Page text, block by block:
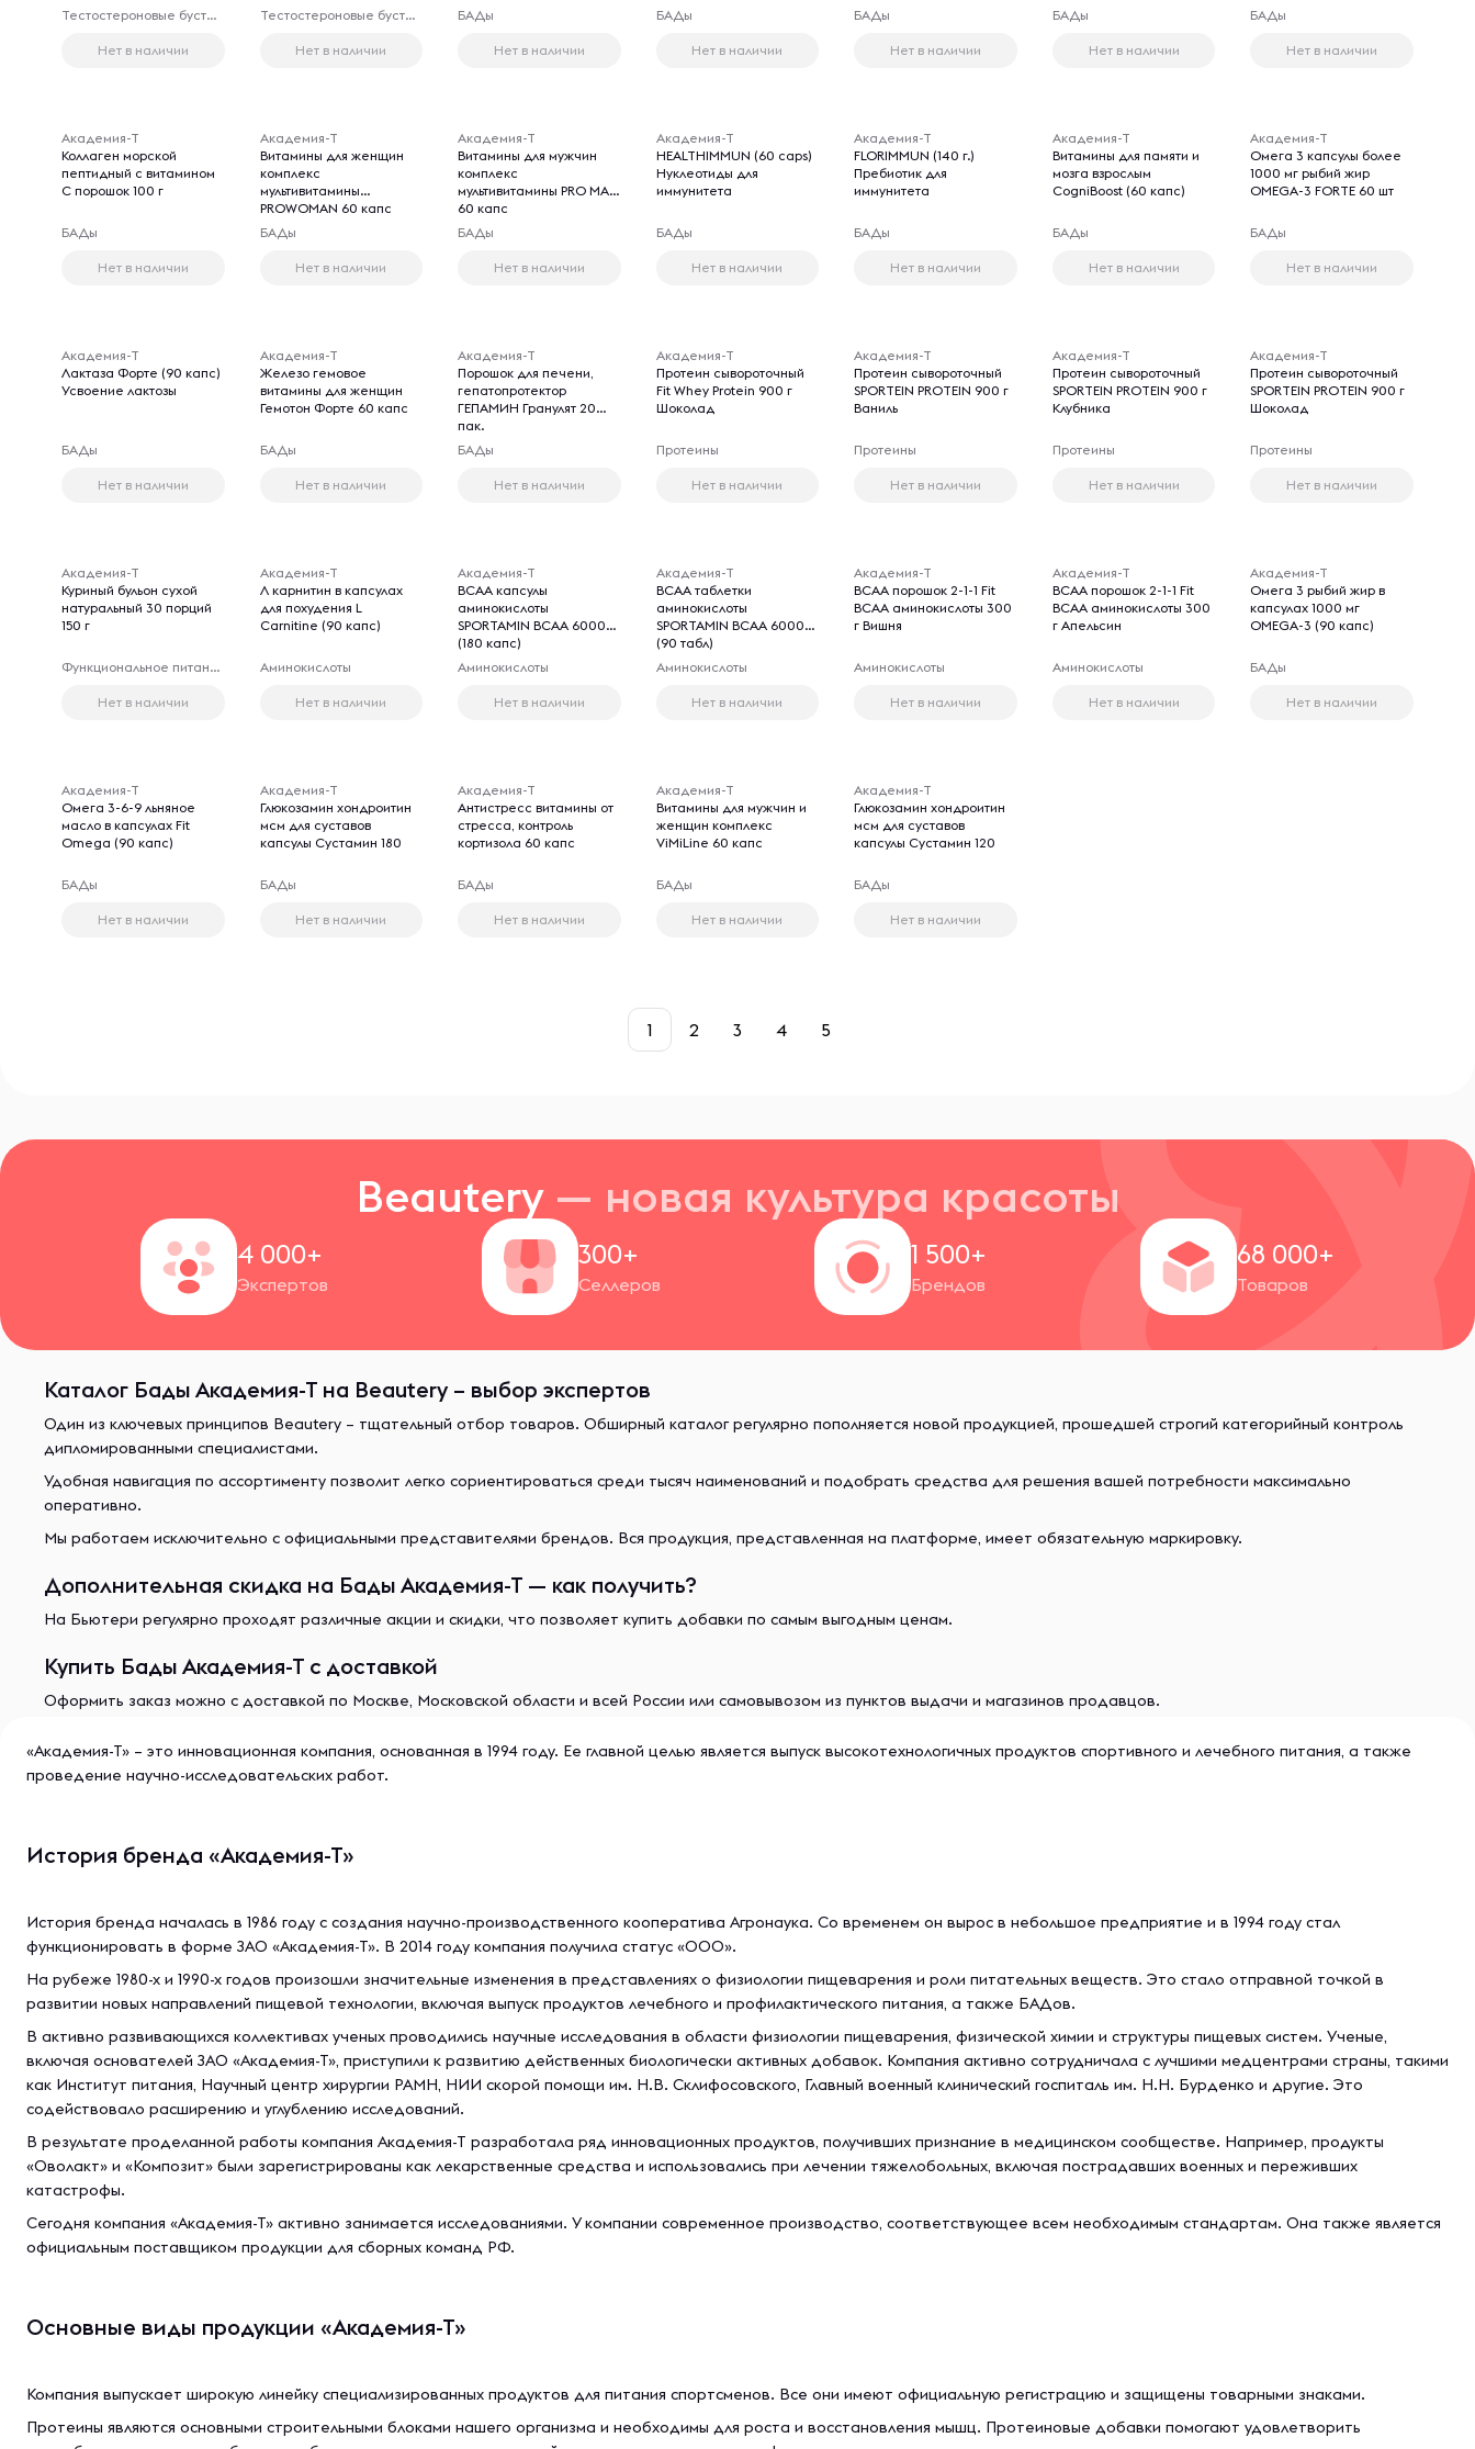
Тестостероновые бустеры
Нет в наличии
Тестостероновые бустеры
Нет в наличии
БАДы
Нет в наличии
БАДы
Нет в наличии
БАДы
Нет в наличии
БАДы
Нет в наличии
БАДы
Нет в наличии
Академия-Т
Коллаген морской
пептидный с витамином
С порошок 100 г
БАДы
Нет в наличии
Академия-Т
Витамины для женщин
комплекс
мультивитамины
PROWOMAN 60 капс
БАДы
Нет в наличии
Академия-Т
Витамины для мужчин
комплекс
мультивитамины PRO MAN
60 капс
БАДы
Нет в наличии
Академия-Т
HEALTHIMMUN (60 caps)
Нуклеотиды для
иммунитета
БАДы
Нет в наличии
Академия-Т
FLORIMMUN (140 г.)
Пребиотик для
иммунитета
БАДы
Нет в наличии
Академия-Т
Витамины для памяти и
мозга взрослым
CogniBoost (60 капс)
БАДы
Нет в наличии
Академия-Т
Омега 3 капсулы более
1000 мг рыбий жир
OMEGA-3 FORTE 60 шт
БАДы
Нет в наличии
Академия-Т
Лактаза Форте (90 капс)
Усвоение лактозы
БАДы
Нет в наличии
Академия-Т
Железо гемовое
витамины для женщин
Гемотон Форте 60 капс
БАДы
Нет в наличии
Академия-Т
Порошок для печени,
гепатопротектор
ГЕПАМИН Гранулят 20
пак.
БАДы
Нет в наличии
Академия-Т
Протеин сывороточный
Fit Whey Protein 900 г
Шоколад
Протеины
Нет в наличии
Академия-Т
Протеин сывороточный
SPORTEIN PROTEIN 900 г
Ваниль
Протеины
Нет в наличии
Академия-Т
Протеин сывороточный
SPORTEIN PROTEIN 900 г
Клубника
Протеины
Нет в наличии
Академия-Т
Протеин сывороточный
SPORTEIN PROTEIN 900 г
Шоколад
Протеины
Нет в наличии
Академия-Т
Куриный бульон сухой
натуральный 30 порций
150 г
Функциональное питание
Нет в наличии
Академия-Т
Л карнитин в капсулах
для похудения L
Carnitine (90 капс)
Аминокислоты
Нет в наличии
Академия-Т
BCAA капсулы
аминокислоты
SPORTAMIN ВСАА 6000
(180 капс)
Аминокислоты
Нет в наличии
Академия-Т
BCAA таблетки
аминокислоты
SPORTAMIN ВСАА 6000
(90 табл)
Аминокислоты
Нет в наличии
Академия-Т
BCAA порошок 2-1-1 Fit
ВСАА аминокислоты 300
г Вишня
Аминокислоты
Нет в наличии
Академия-Т
BCAA порошок 2-1-1 Fit
ВСАА аминокислоты 300
г Апельсин
Аминокислоты
Нет в наличии
Академия-Т
Омега 3 рыбий жир в
капсулах 1000 мг
OMEGA-3 (90 капс)
БАДы
Нет в наличии
Академия-Т
Омега 3-6-9 льняное
масло в капсулах Fit
Omega (90 капс)
БАДы
Нет в наличии
Академия-Т
Глюкозамин хондроитин
мсм для суставов
капсулы Сустамин 180
БАДы
Нет в наличии
Академия-Т
Антистресс витамины от
стресса, контроль
кортизола 60 капс
БАДы
Нет в наличии
Академия-Т
Витамины для мужчин и
женщин комплекс
ViMiLine 60 капс
БАДы
Нет в наличии
Академия-Т
Глюкозамин хондроитин
мсм для суставов
капсулы Сустамин 120
БАДы
Нет в наличии
1 2 3 4 5
Beautery — новая культура красоты
4 000+
Экспертов
300+
Селлеров
1 500+
Брендов
68 000+
Товаров
Каталог Бады Академия-Т на Beautery – выбор экспертов
Один из ключевых принципов Beautery – тщательный отбор товаров. Обширный каталог регулярно пополняется новой продукцией, прошедшей строгий категорийный контроль
дипломированными специалистами.
Удобная навигация по ассортименту позволит легко сориентироваться среди тысяч наименований и подобрать средства для решения вашей потребности максимально
оперативно.
Мы работаем исключительно с официальными представителями брендов. Вся продукция, представленная на платформе, имеет обязательную маркировку.
Дополнительная скидка на Бады Академия-Т — как получить?
На Бьютери регулярно проходят различные акции и скидки, что позволяет купить добавки по самым выгодным ценам.
Купить Бады Академия-Т с доставкой
Оформить заказ можно с доставкой по Москве, Московской области и всей России или самовывозом из пунктов выдачи и магазинов продавцов.
«Академия-Т» – это инновационная компания, основанная в 1994 году. Ее главной целью является выпуск высокотехнологичных продуктов спортивного и лечебного питания, а также
проведение научно-исследовательских работ.
История бренда «Академия-Т»
История бренда началась в 1986 году с создания научно-производственного кооператива Агронаука. Со временем он вырос в небольшое предприятие и в 1994 году стал
функционировать в форме ЗАО «Академия-Т». В 2014 году компания получила статус «ООО».
На рубеже 1980-х и 1990-х годов произошли значительные изменения в представлениях о физиологии пищеварения и роли питательных веществ. Это стало отправной точкой в
развитии новых направлений пищевой технологии, включая выпуск продуктов лечебного и профилактического питания, а также БАДов.
В активно развивающихся коллективах ученых проводились научные исследования в области физиологии пищеварения, физической химии и структуры пищевых систем. Ученые,
включая основателей ЗАО «Академия-Т», приступили к развитию действенных биологически активных добавок. Компания активно сотрудничала с лучшими медцентрами страны, такими
как Институт питания, Научный центр хирургии РАМН, НИИ скорой помощи им. Н.В. Склифосовского, Главный военный клинический госпиталь им. Н.Н. Бурденко и другие. Это
содействовало расширению и углублению исследований.
В результате проделанной работы компания Академия-Т разработала ряд инновационных продуктов, получивших признание в медицинском сообществе. Например, продукты
«Оволакт» и «Композит» были зарегистрированы как лекарственные средства и использовались при лечении тяжелобольных, включая пострадавших военных и переживших
катастрофы.
Сегодня компания «Академия-Т» активно занимается исследованиями. У компании современное производство, соответствующее всем необходимым стандартам. Она также является
официальным поставщиком продукции для сборных команд РФ.
Основные виды продукции «Академия-Т»
Компания выпускает широкую линейку специализированных продуктов для питания спортсменов. Все они имеют официальную регистрацию и защищены товарными знаками.
Протеины являются основными строительными блоками нашего организма и необходимы для роста и восстановления мышц. Протеиновые добавки помогают удовлетворить